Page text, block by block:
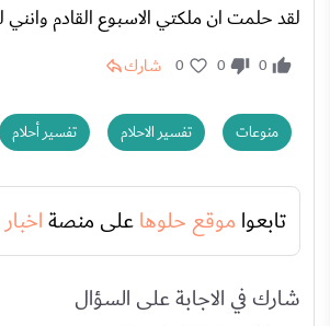
لقد حلمت ان ملكتي الاسبوع القادم
0
0
0 شارك
منوعات تفسير الاحلام تفسير أحلام
تابعوا موقع حلوهاعلى منصة
شارك في الاجابة على السؤال